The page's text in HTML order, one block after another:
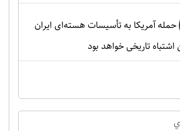
حمله آمریکا به تأسیسات هسته‌ای ایران
اشتباه تاریخی خواهد بود